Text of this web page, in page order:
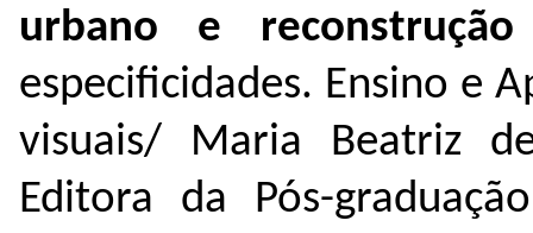
urbano e reconstrução
especificidades. Ensino e
visuais/ Maria Beatriz
Editora da Pós-